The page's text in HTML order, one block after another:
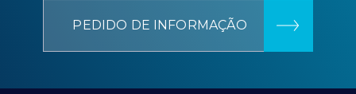
PEDIDO DE INFORMAÇÃO